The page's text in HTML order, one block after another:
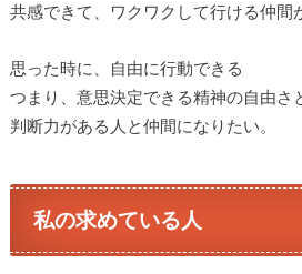
共感できて、ワクワクして行ける仲間
思った時に、自由に行動できる
つまり、意思決定できる精神の自由さ
判断力がある人と仲間になりたい。
私の求めている人